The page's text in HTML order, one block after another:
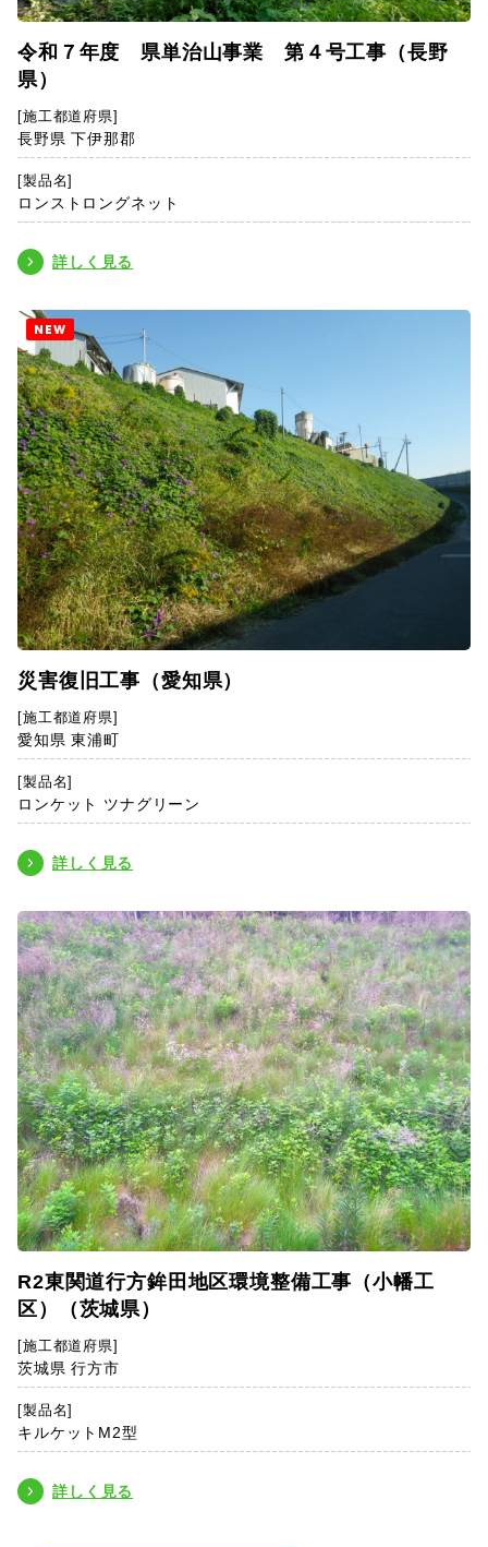
令和７年度 県単治山事業 第４号工事（長野
県）
[施工都道府県]
長野県 下伊那郡
[製品名]
ロンストロングネット
詳しく見る
NEW
災害復旧工事（愛知県）
[施工都道府県]
愛知県 東浦町
[製品名]
ロンケット ツナグリーン
詳しく見る
R2東関道行方鉾田地区環境整備工事（小幡工
区）（茨城県）
[施工都道府県]
茨城県 行方市
[製品名]
キルケットM2型
詳しく見る